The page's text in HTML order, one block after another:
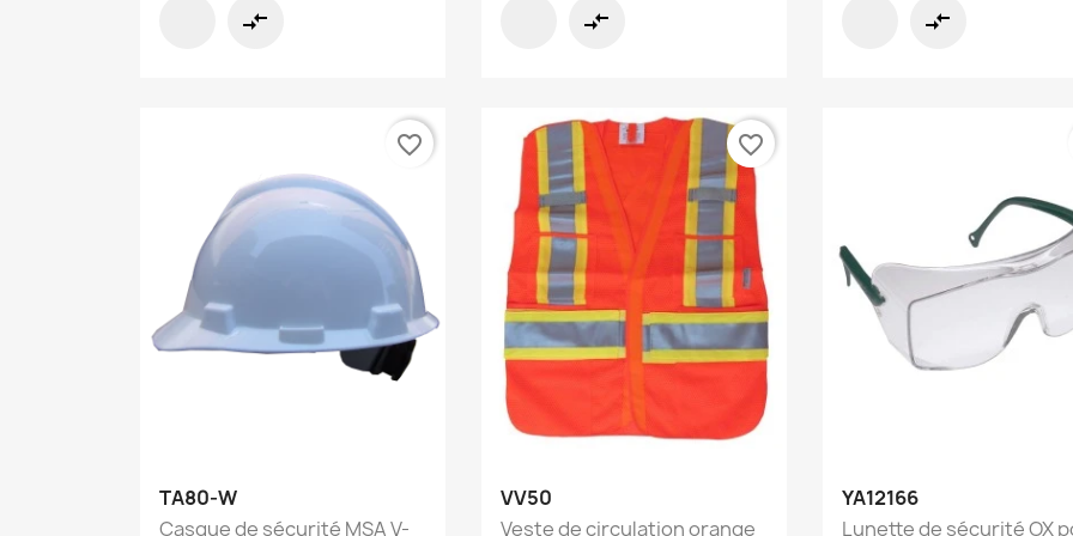
compare_arrows compare_arrows compare_arrows

TA80-W
Casque de sécurité MSA V-
favorite_border
VV50
Veste de circulation orange
favorite_border

YA12166
Lunette de sécurité OX